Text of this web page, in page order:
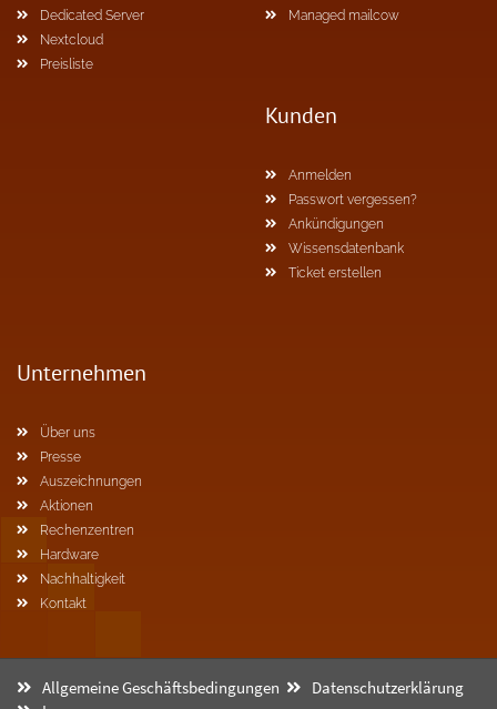
Dedicated Server
Nextcloud
Preisliste
Managed mailcow
Kunden
Anmelden
Passwort vergessen?
Ankündigungen
Wissensdatenbank
Ticket erstellen
Unternehmen
Über uns
Presse
Auszeichnungen
Aktionen
Rechenzentren
Hardware
Nachhaltigkeit
Kontakt
Allgemeine Geschäftsbedingungen
Datenschutzerklärung